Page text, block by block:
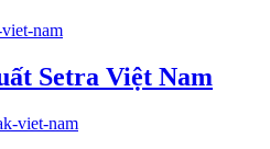
Setra Việt Nam